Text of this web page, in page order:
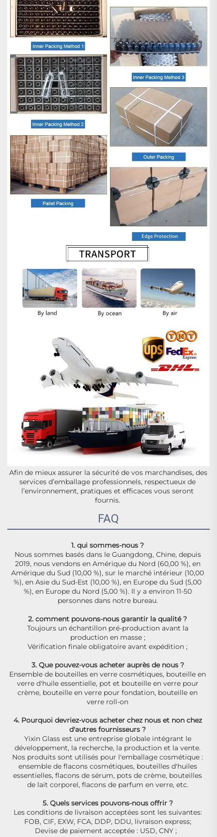
Afin de mieux assurer la sécurité de vos marchandises, des
services d’emballage professionnels, respectueux de
l’environnement, pratiques et efficaces vous seront
fournis.
FAQ
1. qui sommes-nous ?
Nous sommes basés dans le Guangdong, Chine, depuis
2019, nous vendons en Amérique du Nord (60,00 %), en
Amérique du Sud (10,00 %), sur le marché intérieur (10,00
%), en Asie du Sud-Est (10,00 %), en Europe du Sud (5,00
%), en Europe du Nord (5,00 %). Il y a environ 11-50
personnes dans notre bureau.
2. comment pouvons-nous garantir la qualité ?
Toujours un échantillon pré-production avant la
production en masse ;
Vérification finale obligatoire avant expédition ;
3. Que pouvez-vous acheter auprès de nous ?
Ensemble de bouteilles en verre cosmétiques, bouteille en
verre d'huile essentielle, pot et bouteille en verre pour
crème, bouteille en verre pour fondation, bouteille en
verre roll-on
4. Pourquoi devriez-vous acheter chez nous et non chez
d'autres fournisseurs ?
Yixin Glass est une entreprise globale intégrant le
développement, la recherche, la production et la vente.
Nos produits sont utilisés pour l'emballage cosmétique :
ensemble de flacons cosmétiques, bouteilles d'huiles
essentielles, flacons de sérum, pots de crème, bouteilles
de lait corporel, flacons de parfum en verre, etc.
5. Quels services pouvons-nous offrir ?
Les conditions de livraison acceptées sont les suivantes:
FOB, CIF, EXW, FCA, DDP, DDU, livraison express;
Devise de paiement acceptée : USD, CNY ;